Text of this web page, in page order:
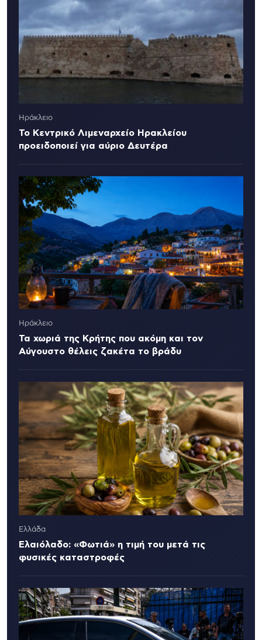
Ηράκλειο
Το Κεντρικό Λιμεναρχείο Ηρακλείου
προειδοποιεί για αύριο Δευτέρα
Ηράκλειο
Τα χωριά της Κρήτης που ακόμη και τον
Αύγουστο θέλεις ζακέτα το βράδυ
Ελλάδα
Ελαιόλαδο: «Φωτιά» η τιμή του μετά τις
φυσικές καταστροφές